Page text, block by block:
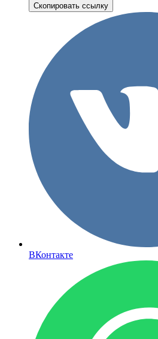
Скопировать ссылку
ВКонтакте